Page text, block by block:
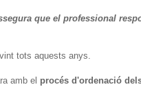
que el professional
tots aquests anys.
amb el procés d'ordenació